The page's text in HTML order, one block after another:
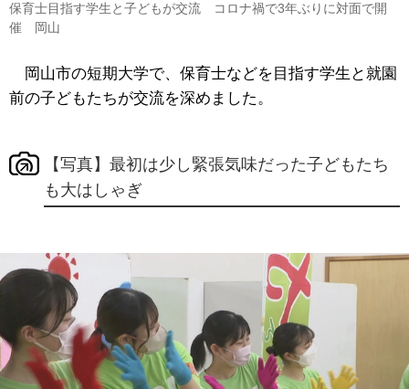
保育士目指す学生と子どもが交流 コロナ禍で3年ぶりに対面で開
催 岡山
岡山市の短期大学で、保育士などを目指す学生と就園
前の子どもたちが交流を深めました。
【写真】最初は少し緊張気味だった子どもたち
も大はしゃぎ